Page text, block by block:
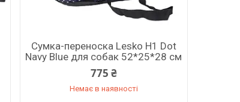
Сумка-переноска Lesko H1 Dot
Navy Blue для собак 52*25*28 см
775 ₴
Немає в наявності